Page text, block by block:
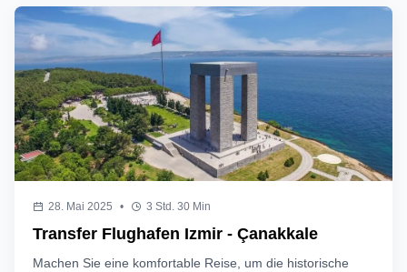
28. Mai 2025 • 3 Std. 30 Min
Transfer Flughafen Izmir - Çanakkale
Machen Sie eine komfortable Reise, um die historische